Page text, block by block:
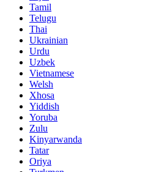
Tamil
Telugu
Thai
Ukrainian
Urdu
Uzbek
Vietnamese
Welsh
Xhosa
Yiddish
Yoruba
Zulu
Kinyarwanda
Tatar
Oriya